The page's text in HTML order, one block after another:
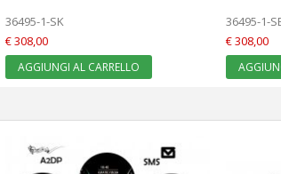
36495-1-SK
€ 308,00
AGGIUNGI AL CARRELLO
36495-1-
€ 308,00